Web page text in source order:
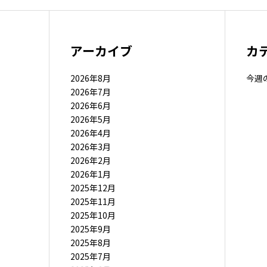
アーカイブ
2026年8月
2026年7月
2026年6月
2026年5月
2026年4月
2026年3月
2026年2月
2026年1月
2025年12月
2025年11月
2025年10月
2025年9月
2025年8月
2025年7月
カ
今週